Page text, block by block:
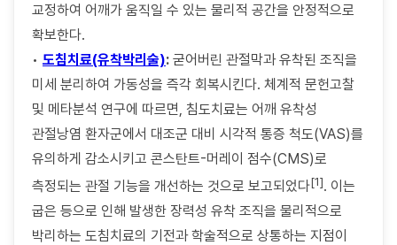
교정하여 어깨가 움직일 수 있는 물리적 공간을 안정적으로
확보한다.
• 도침치료(유착박리술): 굳어버린 관절막과 유착된 조직을
미세 분리하여 가동성을 즉각 회복시킨다. 체계적 문헌고찰
및 메타분석 연구에 따르면, 침도치료는 어깨 유착성
관절낭염 환자군에서 대조군 대비 시각적 통증 척도(VAS)를
유의하게 감소시키고 콘스탄트-머레이 점수(CMS)로
측정되는 관절 기능을 개선하는 것으로 보고되었다[1]. 이는
굽은 등으로 인해 발생한 장력성 유착 조직을 물리적으로
박리하는 도침치료의 기전과 학술적으로 상통하는 지점이